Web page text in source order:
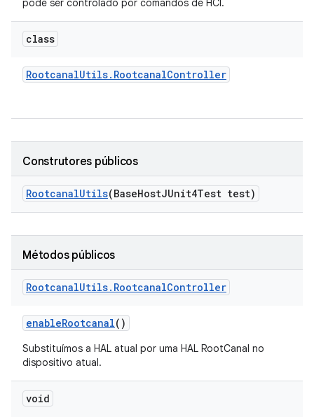
pode ser controlado por comandos de HCI.
class
RootcanalUtils. RootcanalController
Construtores públicos
RootcanalUtils(BaseHostJUnit4Test test)
Métodos públicos
RootcanalUtils. RootcanalController
enableRootcanal()
Substituímos a HAL atual por uma HAL RootCanal no
dispositivo atual.
void